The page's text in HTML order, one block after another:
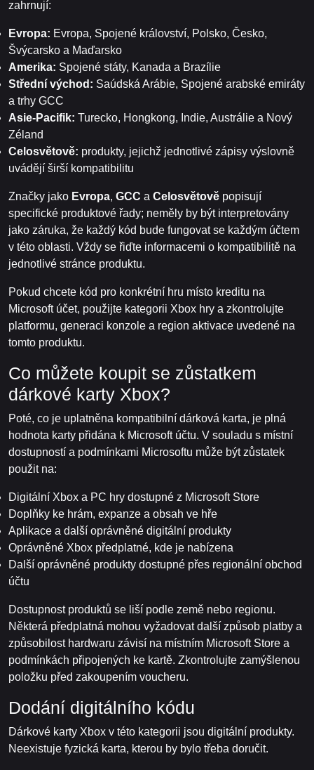
zahrnují:
Evropa: Evropa, Spojené království, Polsko, Česko,
Švýcarsko a Maďarsko
Amerika: Spojené státy, Kanada a Brazílie
Střední východ: Saúdská Arábie, Spojené arabské emiráty
a trhy GCC
Asie-Pacifik: Turecko, Hongkong, Indie, Austrálie a Nový
Zéland
Celosvětově: produkty, jejichž jednotlivé zápisy výslovně
uvádějí širší kompatibilitu
Značky jako Evropa, GCC a Celosvětově popisují
specifické produktové řady; neměly by být interpretovány
jako záruka, že každý kód bude fungovat se každým účtem
v této oblasti. Vždy se řiďte informacemi o kompatibilitě na
jednotlivé stránce produktu.
Pokud chcete kód pro konkrétní hru místo kreditu na
Microsoft účet, použijte kategorii Xbox hry a zkontrolujte
platformu, generaci konzole a region aktivace uvedené na
tomto produktu.
Co můžete koupit se zůstatkem
dárkové karty Xbox?
Poté, co je uplatněna kompatibilní dárková karta, je plná
hodnota karty přidána k Microsoft účtu. V souladu s místní
dostupností a podmínkami Microsoftu může být zůstatek
použit na:
Digitální Xbox a PC hry dostupné z Microsoft Store
Doplňky ke hrám, expanze a obsah ve hře
Aplikace a další oprávněné digitální produkty
Oprávněné Xbox předplatné, kde je nabízena
Další oprávněné produkty dostupné přes regionální obchod
účtu
Dostupnost produktů se liší podle země nebo regionu.
Některá předplatná mohou vyžadovat další způsob platby a
způsobilost hardwaru závisí na místním Microsoft Store a
podmínkách připojených ke kartě. Zkontrolujte zamýšlenou
položku před zakoupením voucheru.
Dodání digitálního kódu
Dárkové karty Xbox v této kategorii jsou digitální produkty.
Neexistuje fyzická karta, kterou by bylo třeba doručit.